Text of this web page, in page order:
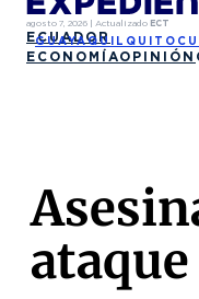
agosto 7, 2026 | Actualizado ECT
ECUADOR
GUAYAQUIL QUITO
ECONOMÍAOPINIÓN